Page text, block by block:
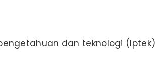
dan teknologi (Iptek)